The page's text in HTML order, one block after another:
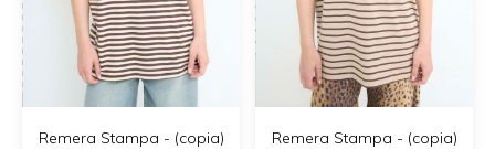
Remera Stampa - (copia)
Remera Stampa - (copia)